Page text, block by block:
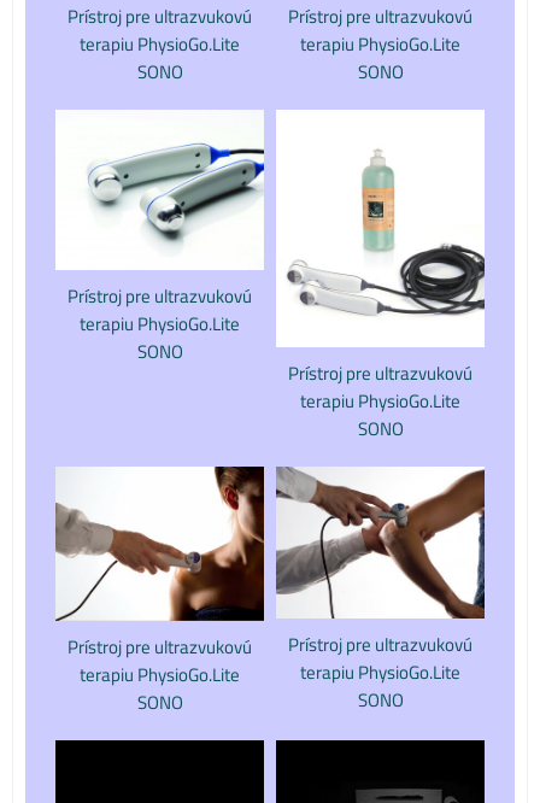
Prístroj pre ultrazvukovú
terapiu PhysioGo.Lite
SONO
Prístroj pre ultrazvukovú
terapiu PhysioGo.Lite
SONO
Prístroj pre ultrazvukovú
terapiu PhysioGo.Lite
SONO
Prístroj pre ultrazvukovú
terapiu PhysioGo.Lite
SONO
Prístroj pre ultrazvukovú
terapiu PhysioGo.Lite
SONO
Prístroj pre ultrazvukovú
terapiu PhysioGo.Lite
SONO